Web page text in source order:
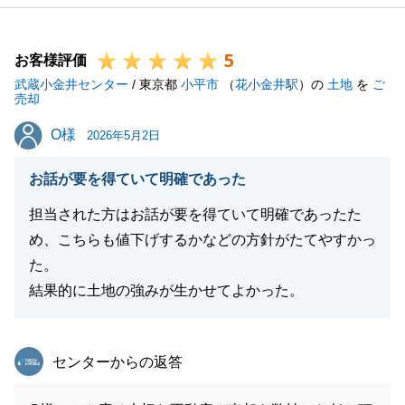
葉を頂戴しましたが、改めて今後の励みとなります。
誠にありがとうございました。
弊社の提案に対し、ご理解頂いたことで、無事ご成約
することが出来ました。
その後も、無事ご決済を迎えることができましたの
最後に、また不動産のことでご質問・ご要望・お困り
事がございましたら、お気軽にお申し付けください。
本当のお付き合いはこれからだと思います。
またお知り合いの方で不動産に関わることでお困りの
ことがありましたら遠慮なく弊社をご紹介下さいま
この度は、本当に有難うございました。
お客様評価 5
武蔵小金井センター / 東京都 小平市 （花小金井駅）の 土地 を ご
売却
O様
O様 2026年5月2日
お話が要を得ていて明確であった
担当された方はお話が要を得ていて明確であったた
め、こちらも値下げするかなどの方針がたてやすかっ
た。
結果的に土地の強みが生かせてよかった。
東急リバブル
センターからの返答